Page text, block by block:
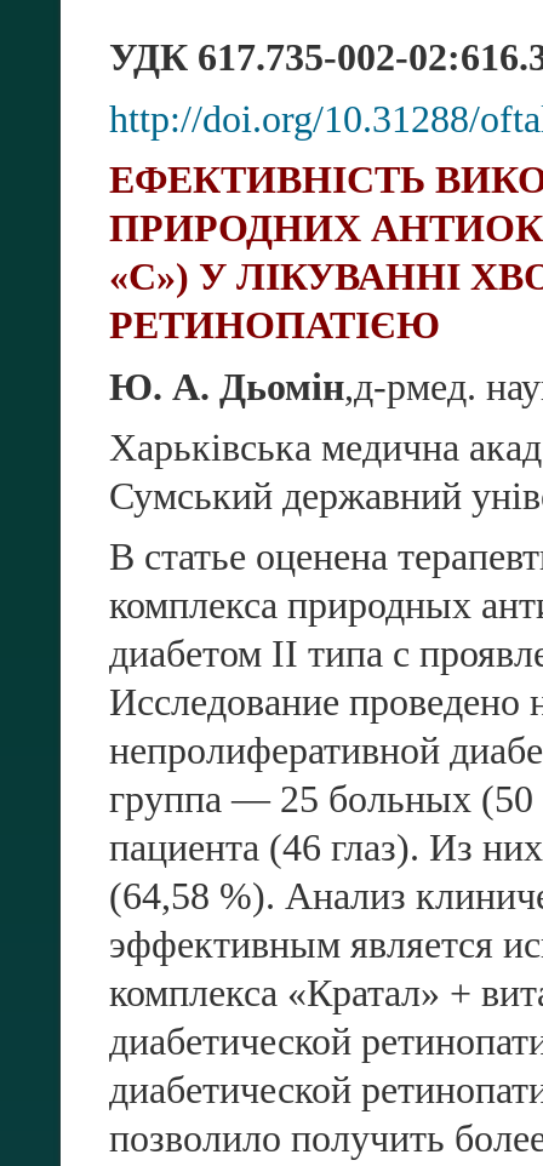
УДК 617.735-002-
http://doi.org/10.31288/
ЕФЕКТИВНІСТЬ
ПРИРОДНИХ
«С») У ЛІКУВАННІ
РЕТИНОПАТІЄЮ
Ю. А. Дьомін,д-рмед.
Харьківська медична
Сумський державний
В статье оценена
комплекса природных
диабетом II типа с
Ис­следование проведено
непролиферативной
группа — 25 больных (50
пациента (46 глаз). Из
(64,58 %). Анализ
эффективным является
комплекса «Кратал» +
диабетической
диабетической
позволило получить